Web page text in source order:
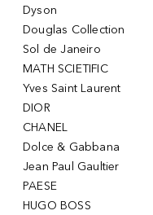
Dyson
Douglas Collection
Sol de Janeiro
MATH SCIETIFIC
Yves Saint Laurent
DIOR
CHANEL
Dolce & Gabbana
Jean Paul Gaultier
PAESE
HUGO BOSS